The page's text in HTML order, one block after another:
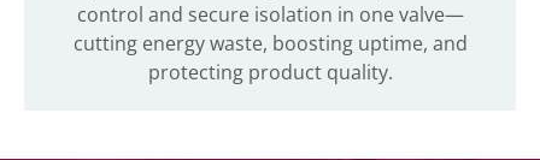
control and secure isolation in one valve—
cutting energy waste, boosting uptime, and
protecting product quality.